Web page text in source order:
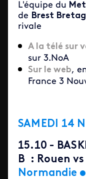
L'équipe du
de Brest
rivale
A la télé sur
sur 3.NoA
Sur le web,
France 3
SAMEDI 14
15.10 -
B : Rouen vs
Normandie •